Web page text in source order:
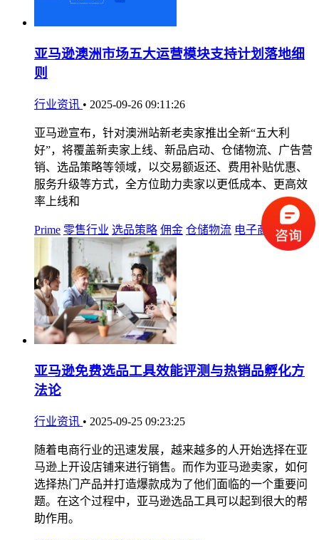
亚马逊澳洲市场五大运营模块支持计划落地细
则
行业资讯 • 2025-09-26 09:11:26
亚马逊宣布，针对澳洲站新老卖家推出全新“五大利
好”，将覆盖新卖家上线、新品启动、仓储物流、广告营
销、选品策略等领域，以交易额返还、费用补贴优惠、
服务升级等方式，全方位助力卖家以更低成本、更高效
率上线和
Prime 零售行业 选品策略 佣金 仓储物流 电子商务 卖家
亚马逊免费选品工具效能评测与热销品孵化方
法论
行业资讯 • 2025-09-25 09:23:25
随着电商行业的迅速发展，越来越多的人开始选择在亚
马逊上开设店铺来进行销售。而作为亚马逊卖家，如何
选择热门产品并打造爆款成为了他们面临的一个重要问
题。在这个过程中，亚马逊选品工具可以起到很大的帮
助作用。